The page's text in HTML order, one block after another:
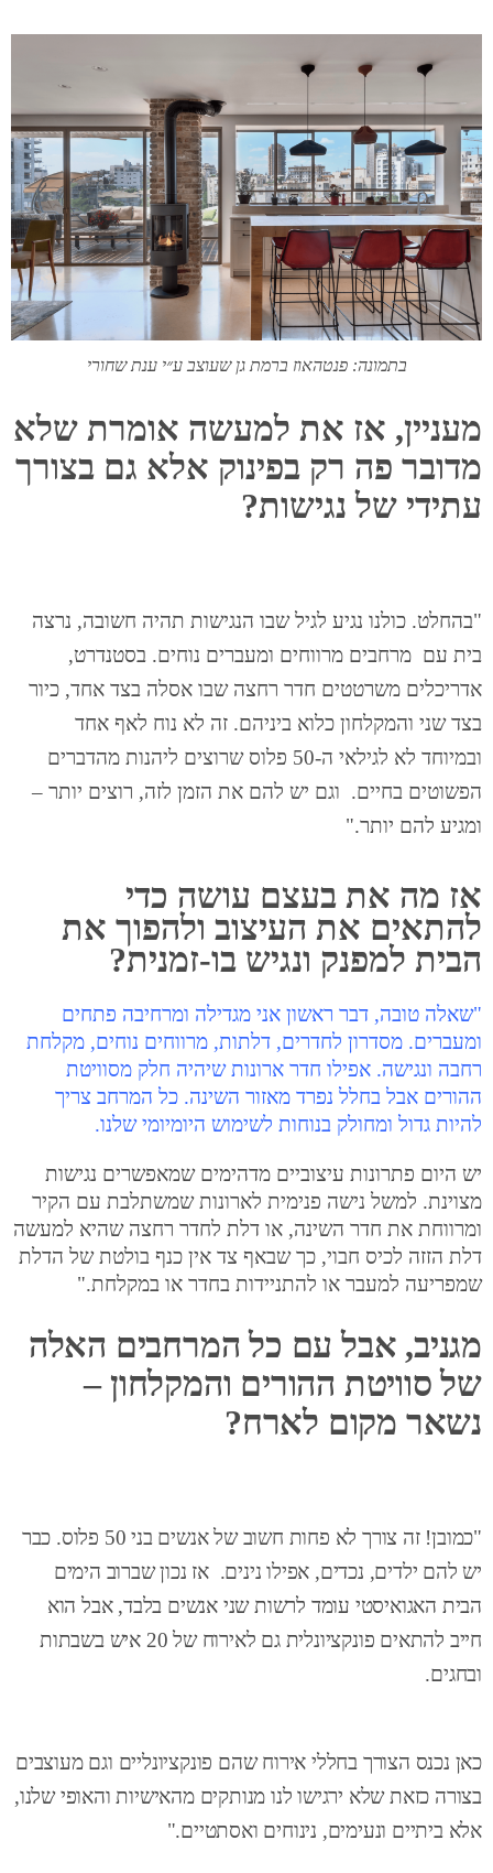
בתמונה: פנטהאוז ברמת גן שעוצב ע״י ענת שחורי
מעניין, אז את למעשה אומרת שלא
מדובר פה רק בפינוק אלא גם בצורך
עתידי של נגישות?
"בהחלט. כולנו נגיע לגיל שבו הנגישות תהיה חשובה, נרצה
בית עם מרחבים מרווחים ומעברים נוחים. בסטנדרט,
אדריכלים משרטטים חדר רחצה שבו אסלה בצד אחד, כיור
בצד שני והמקלחון כלוא ביניהם. זה לא נוח לאף אחד
ובמיוחד לא לגילאי ה-50 פלוס שרוצים ליהנות מהדברים
הפשוטים בחיים. וגם יש להם את הזמן לזה, רוצים יותר –
ומגיע להם יותר."
אז מה את בעצם עושה כדי
להתאים את העיצוב ולהפוך את
הבית למפנק ונגיש בו-זמנית?
"שאלה טובה, דבר ראשון אני מגדילה ומרחיבה פתחים
ומעברים. מסדרון לחדרים, דלתות, מרווחים נוחים, מקלחת
רחבה ונגישה. אפילו חדר ארונות שיהיה חלק מסוויטת
ההורים אבל בחלל נפרד מאזור השינה. כל המרחב צריך
להיות גדול ומחולק בנוחות לשימוש היומיומי שלנו.
יש היום פתרונות עיצוביים מדהימים שמאפשרים נגישות
מצוינת. למשל נישה פנימית לארונות שמשתלבת עם הקיר
ומרווחת את חדר השינה, או דלת לחדר רחצה שהיא למעשה
דלת הזזה לכיס חבוי, כך שבאף צד אין כנף בולטת של הדלת
שמפריעה למעבר או להתניידות בחדר או במקלחת."
מגניב, אבל עם כל המרחבים האלה
של סוויטת ההורים והמקלחון –
נשאר מקום לארח?
"כמובן! זה צורך לא פחות חשוב של אנשים בני 50 פלוס. כבר
יש להם ילדים, נכדים, אפילו נינים. אז נכון שברוב הימים
הבית האגואיסטי עומד לרשות שני אנשים בלבד, אבל הוא
חייב להתאים פונקציונלית גם לאירוח של 20 איש בשבתות
ובחגים.
כאן נכנס הצורך בחללי אירוח שהם פונקציונליים וגם מעוצבים
בצורה כזאת שלא ירגישו לנו מנותקים מהאישיות והאופי שלנו,
אלא ביתיים ונעימים, נינוחים ואסתטיים."